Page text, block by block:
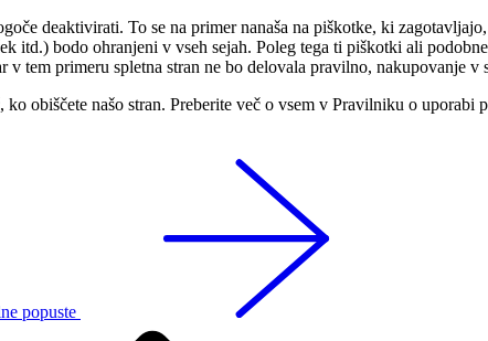
deaktivirati. To se na primer nanaša na piškotke, ki
itd.) bodo ohranjeni v vseh sejah. Poleg tega ti piškotki ali
tem primeru spletna stran ne bo delovala pravilno, nakupovanje
obiščete našo stran. Preberite več o vsem v Pravilniku o uporabi
popuste